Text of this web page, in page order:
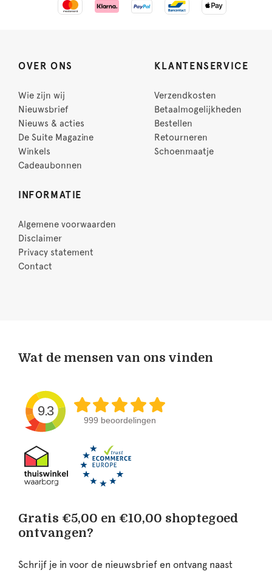
OVER ONS
Wie zijn wij
Nieuwsbrief
Nieuws & acties
De Suite Magazine
Winkels
Cadeaubonnen
KLANTENSERVICE
Verzendkosten
Betaalmogelijkheden
Bestellen
Retourneren
Schoenmaatje
INFORMATIE
Algemene voorwaarden
Disclaimer
Privacy statement
Contact
Wat de mensen van ons vinden
9.3
999 beoordelingen
Gratis €5,00 en €10,00 shoptegoed
ontvangen?
Schrijf je in voor de nieuwsbrief en ontvang naast